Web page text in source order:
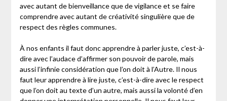
avec autant de bienveillance que de vigilance et se faire
comprendre avec autant de créativité singulière que de
respect des règles communes.
À nos enfants il faut donc apprendre à parler juste, c’est-à-
dire avec l’audace d’affirmer son pouvoir de parole, mais
aussi l’infinie considération que l’on doit à l’Autre. Il nous
faut leur apprendre à lire juste, c’est-à-dire avec le respect
que l’on doit au texte d’un autre, mais aussi la volonté d’en